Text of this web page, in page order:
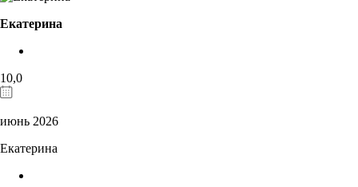
Екатерина
10,0
июнь 2026
Екатерина